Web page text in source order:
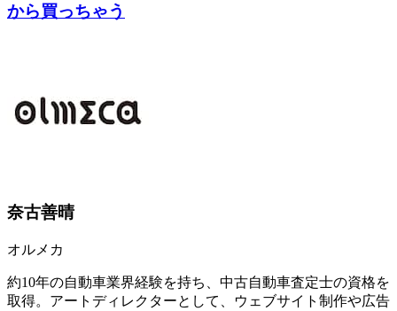
から買っちゃう
奈古善晴
オルメカ
約10年の自動車業界経験を持ち、中古自動車査定士の資格を
取得。アートディレクターとして、ウェブサイト制作や広告